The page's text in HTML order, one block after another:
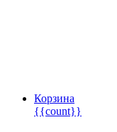
Корзина
{{count}}